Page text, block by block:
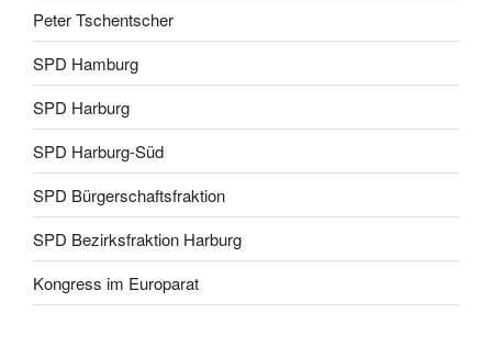
Peter Tschentscher
SPD Hamburg
SPD Harburg
SPD Harburg-Süd
SPD Bürgerschaftsfraktion
SPD Bezirksfraktion Harburg
Kongress im Europarat